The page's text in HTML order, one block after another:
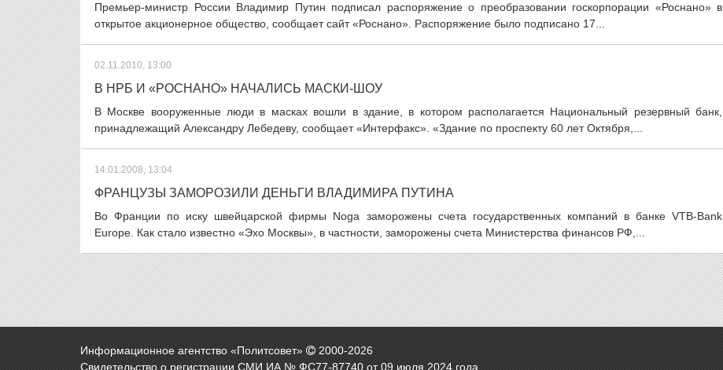
Премьер-министр России Владимир Путин подписал распоряжение о преобразовании госкорпорации «Роснано» в
открытое акционерное общество, сообщает сайт «Роснано». Распоряжение было подписано 17...
02.11.2010, 13:00
В НРБ И «РОСНАНО» НАЧАЛИСЬ МАСКИ-ШОУ
В Москве вооруженные люди в масках вошли в здание, в котором располагается Национальный резервный банк,
принадлежащий Александру Лебедеву, сообщает «Интерфакс». «Здание по проспекту 60 лет Октября,...
14.01.2008, 13:04
ФРАНЦУЗЫ ЗАМОРОЗИЛИ ДЕНЬГИ ВЛАДИМИРА ПУТИНА
Во Франции по иску швейцарской фирмы Noga заморожены счета государственных компаний в банке VTB-Bank
Europe. Как стало известно «Эхо Москвы», в частности, заморожены счета Министерства финансов РФ,...
Информационное агентство «Политсовет» 2000-2026
Свидетельство о регистрации СМИ ИА № ФС77-87740 от 09 июля 2024 года.